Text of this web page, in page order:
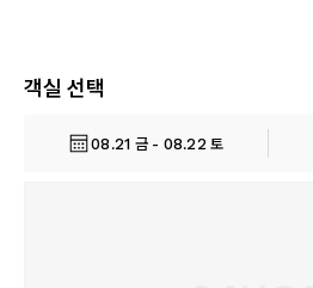
객실 선택
08.21 금 - 08.22 토